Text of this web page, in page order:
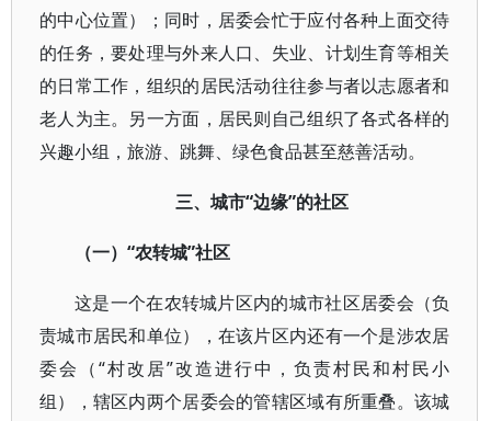
的中心位置）；同时，居委会忙于应付各种上面交待
的任务，要处理与外来人口、失业、计划生育等相关
的日常工作，组织的居民活动往往参与者以志愿者和
老人为主。另一方面，居民则自己组织了各式各样的
兴趣小组，旅游、跳舞、绿色食品甚至慈善活动。
三、城市“边缘”的社区
（一）“农转城”社区
这是一个在农转城片区内的城市社区居委会（负
责城市居民和单位），在该片区内还有一个是涉农居
委会（“村改居”改造进行中，负责村民和村民小
组），辖区内两个居委会的管辖区域有所重叠。该城